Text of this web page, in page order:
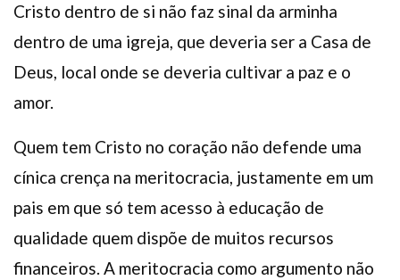
Cristo dentro de si não faz sinal da arminha
dentro de uma igreja, que deveria ser a Casa de
Deus, local onde se deveria cultivar a paz e o
amor.
Quem tem Cristo no coração não defende uma
cínica crença na meritocracia, justamente em um
pais em que só tem acesso à educação de
qualidade quem dispõe de muitos recursos
financeiros. A meritocracia como argumento não